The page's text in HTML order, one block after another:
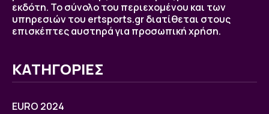
εκδότη. Το σύνολο του περιεχομένου και των
υπηρεσιών του ertsports.gr διατίθεται στους
επισκέπτες αυστηρά για προσωπική χρήση.
ΚΑΤΗΓΟΡΙΕΣ
EURO 2024